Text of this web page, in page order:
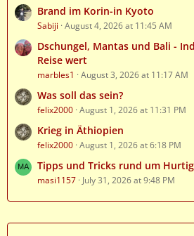
Brand im Korin-in Kyoto
Sabiji August 4, 2026 at 11:45 AM
Dschungel, Mantas und Bali -
Reise wert
marbles1 August 3, 2026 at 11:17 AM
Was soll das sein?
felix2000 August 1, 2026 at 11:31 PM
Krieg in Äthiopien
felix2000 August 1, 2026 at 6:18 PM
Tipps und Tricks rund um
masi1157 July 31, 2026 at 9:48 PM